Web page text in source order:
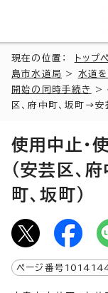
現在の位置： トップ
島市水道局
> 水道
開始の同時手続き
>
区、府中町、坂町→安
使用中止・
（安芸区、
町、坂町）
ページ番号